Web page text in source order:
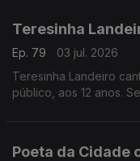
Teresinha
Ep. 79
03 jul. 2026
Teresinha Landeiro
público, aos 12 anos.
Poeta da Cidade